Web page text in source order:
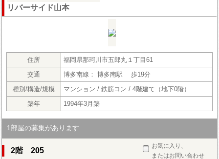
リバーサイド山本
住所
福岡県那珂川市五郎丸１丁目61
交通
博多南線： 博多南駅 歩19分
種別/構造/規模
マンション / 鉄筋コン / 4階建て（地下0階）
築年
1994年3月築
1部屋の募集があります
お気に入り、
またはお問い合わせ
2階 205